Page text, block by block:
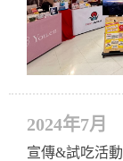
2024年7月
宣傳&試吃活